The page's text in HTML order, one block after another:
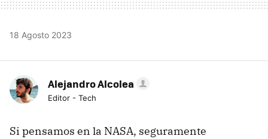
18 Agosto 2023
Alejandro Alcolea
Editor - Tech
Si pensamos en la NASA, seguramente